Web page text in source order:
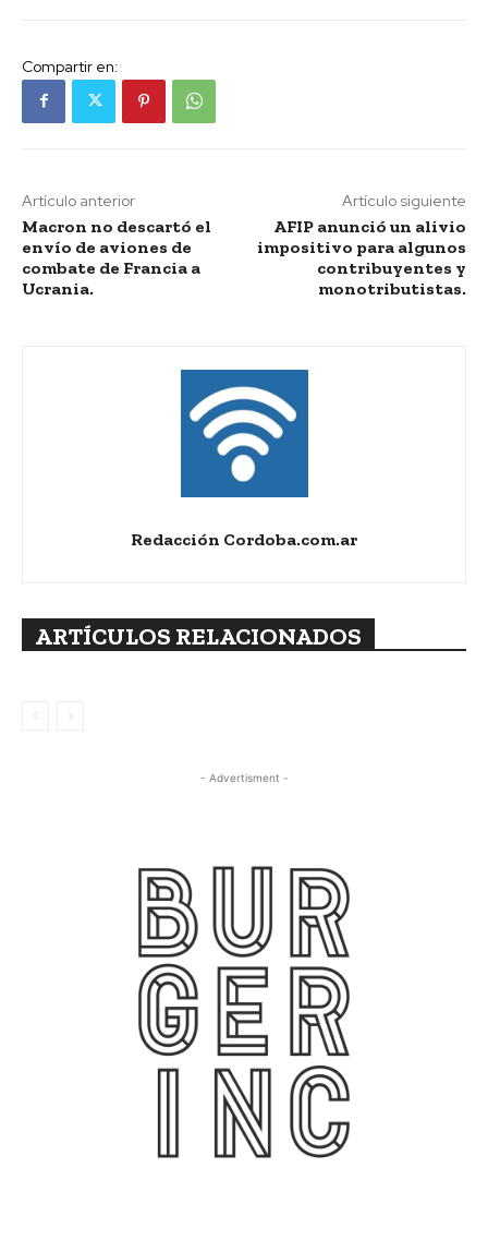
Compartir en:
Artículo anterior
Macron no descartó el
envío de aviones de
combate de Francia a
Ucrania.
Artículo siguiente
AFIP anunció un alivio
impositivo para algunos
contribuyentes y
monotributistas.
Redacción Cordoba.com.ar
ARTÍCULOS RELACIONADOS
- Advertisment -